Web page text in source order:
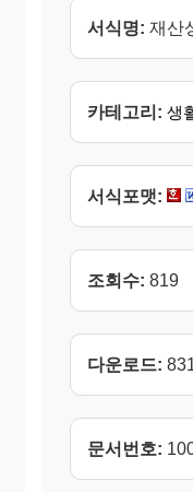
서식명: 재산
카테고리: 생
서식포맷:
조회수: 819
다운로드:
문서번호: